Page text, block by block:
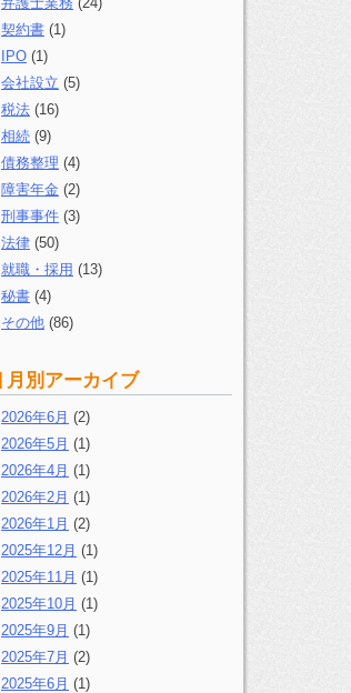
契約書 (1)
IPO (1)
会社設立 (5)
税法 (16)
相続 (9)
債務整理 (4)
障害年金 (2)
刑事事件 (3)
法律 (50)
就職・採用 (13)
秘書 (4)
その他 (86)
月別アーカイブ
2026年6月 (2)
2026年5月 (1)
2026年4月 (1)
2026年2月 (1)
2026年1月 (2)
2025年12月 (1)
2025年11月 (1)
2025年10月 (1)
2025年9月 (1)
2025年7月 (2)
2025年6月 (1)